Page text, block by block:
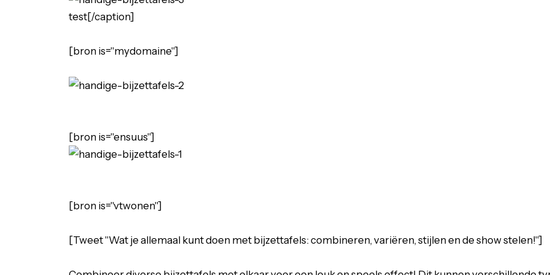
test[/caption]
[bron is="mydomaine"]
[bron is="ensuus"]
[bron is="vtwonen"]
[Tweet "Wat je allemaal kunt doen met bijzettafels: combineren, variëren, stijlen en de show stelen!"]